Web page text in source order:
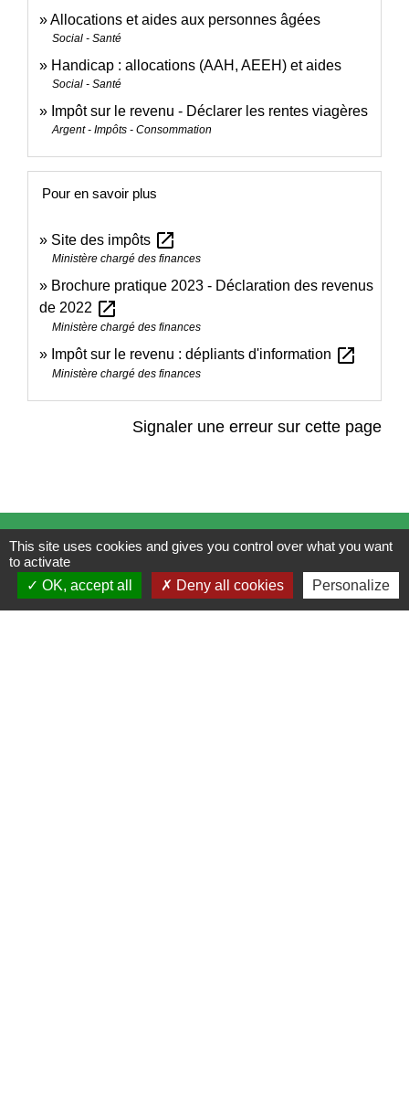
Allocations et aides aux personnes âgées
Social - Santé
Handicap : allocations (AAH, AEEH) et aides
Social - Santé
Impôt sur le revenu - Déclarer les rentes viagères
Argent - Impôts - Consommation
Pour en savoir plus
Site des impôts open_in_new
Ministère chargé des finances
Brochure pratique 2023 - Déclaration des revenus
de 2022 open_in_new
Ministère chargé des finances
Impôt sur le revenu : dépliants d'information open_in_new
Ministère chargé des finances
Signaler une erreur sur cette page
Contacts
Mairie de Brains
2 place de la Mairie
This site uses cookies and gives you control over what you want
to activate
OK, accept all
Deny all cookies Personalize